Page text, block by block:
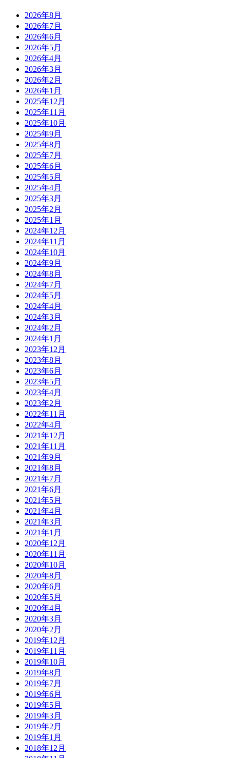
2026年8月
2026年7月
2026年6月
2026年5月
2026年4月
2026年3月
2026年2月
2026年1月
2025年12月
2025年11月
2025年10月
2025年9月
2025年8月
2025年7月
2025年6月
2025年5月
2025年4月
2025年3月
2025年2月
2025年1月
2024年12月
2024年11月
2024年10月
2024年9月
2024年8月
2024年7月
2024年5月
2024年4月
2024年3月
2024年2月
2024年1月
2023年12月
2023年8月
2023年6月
2023年5月
2023年4月
2023年2月
2022年11月
2022年4月
2021年12月
2021年11月
2021年9月
2021年8月
2021年7月
2021年6月
2021年5月
2021年4月
2021年3月
2021年1月
2020年12月
2020年11月
2020年10月
2020年8月
2020年6月
2020年5月
2020年4月
2020年3月
2020年2月
2019年12月
2019年11月
2019年10月
2019年8月
2019年7月
2019年6月
2019年5月
2019年3月
2019年2月
2019年1月
2018年12月